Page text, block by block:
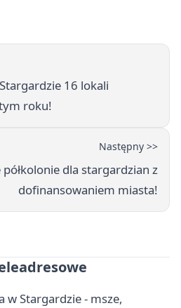
16 lokali
roku!
Następny >>
dla stargardzian z
dofinansowaniem miasta!
w Stargardzie - msze,